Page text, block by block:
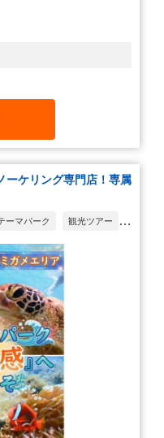
ーケリング専門店！専属
ーマパーク 観光ツアー